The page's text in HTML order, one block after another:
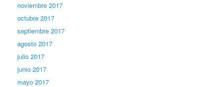
noviembre 2017
octubre 2017
septiembre 2017
agosto 2017
julio 2017
junio 2017
mayo 2017